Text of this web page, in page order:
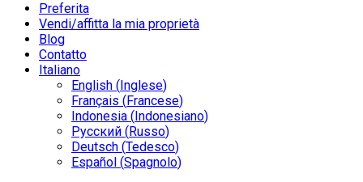
Preferita
Vendi/affitta la mia proprietà
Blog
Contatto
Italiano
English (Inglese)
Français (Francese)
Indonesia (Indonesiano)
Русский (Russo)
Deutsch (Tedesco)
Español (Spagnolo)